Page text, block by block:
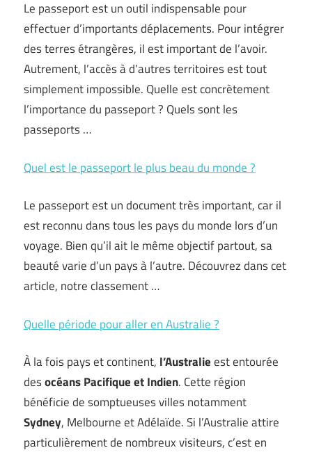
Le passeport est un outil indispensable pour
effectuer d’importants déplacements. Pour intégrer
des terres étrangères, il est important de l’avoir.
Autrement, l’accès à d’autres territoires est tout
simplement impossible. Quelle est concrètement
l’importance du passeport ? Quels sont les
passeports …
Quel est le passeport le plus beau du monde ?
Le passeport est un document très important, car il
est reconnu dans tous les pays du monde lors d’un
voyage. Bien qu’il ait le même objectif partout, sa
beauté varie d’un pays à l’autre. Découvrez dans cet
article, notre classement …
Quelle période pour aller en Australie ?
À la fois pays et continent, l’Australieest entourée
desocéans Pacifique et Indien. Cette région
bénéficie de somptueuses villes notamment
Sydney, Melbourne et Adélaïde. Si l’Australie attire
particulièrement de nombreux visiteurs, c’est en